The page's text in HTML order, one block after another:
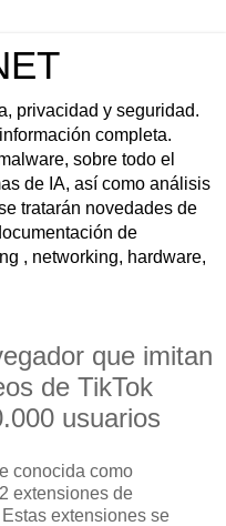
privacidad y seguridad.
completa.
sobre todo el
de IA, así como análisis
tratarán novedades de
de
, networking, hardware,
que imitan
de TikTok
usuarios
conocida como
extensiones de
extensiones se